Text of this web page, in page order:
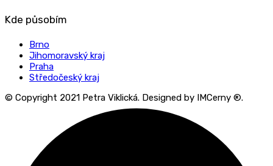
Kde působím
Brno
Jihomoravský kraj
Praha
Středočeský kraj
© Copyright 2021 Petra Viklická. Designed by IMCerny ®.